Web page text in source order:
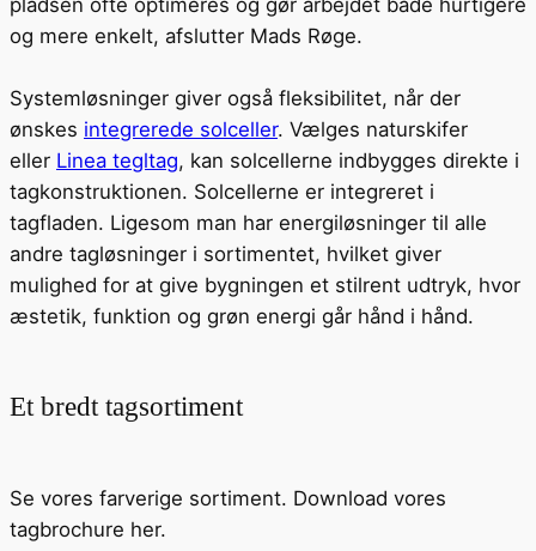
pladsen ofte optimeres og gør arbejdet både hurtigere
og mere enkelt, afslutter Mads Røge.
Systemløsninger giver også fleksibilitet, når der
ønskes integrerede solceller. Vælges naturskifer
eller Linea tegltag, kan solcellerne indbygges direkte i
tagkonstruktionen. Solcellerne er integreret i
tagfladen. Ligesom man har energiløsninger til alle
andre tagløsninger i sortimentet, hvilket giver
mulighed for at give bygningen et stilrent udtryk, hvor
æstetik, funktion og grøn energi går hånd i hånd.
Et bredt tagsortiment
Se vores farverige sortiment. Download vores
tagbrochure her.